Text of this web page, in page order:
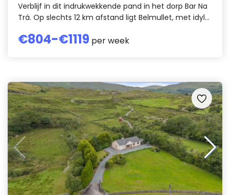
Verblijf in dit indrukwekkende pand in het dorp Bar Na
Trá. Op slechts 12 km afstand ligt Belmullet, met idyl...
€804-€1119 per week